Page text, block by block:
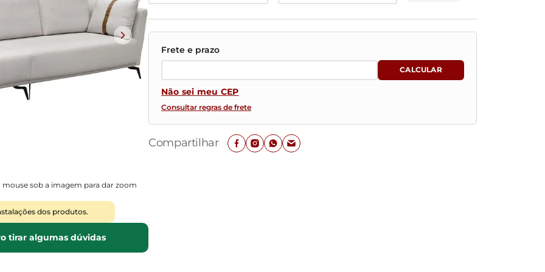
Ver todos
mouse sob a imagem para dar zoom
dos produtos.
tirar algumas dúvidas
Não sei meu CEP
Consultar regras de frete
Compartilhar